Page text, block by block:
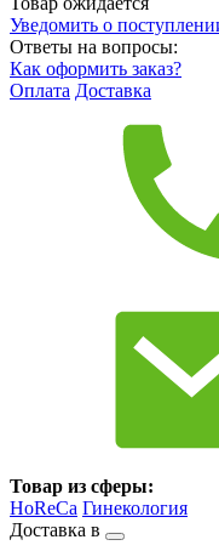
Уведомить о
Ответы на вопросы:
Как оформить заказ?
Оплата Доставка
Товар из сферы:
HoReCa Гинекология
Доставка в